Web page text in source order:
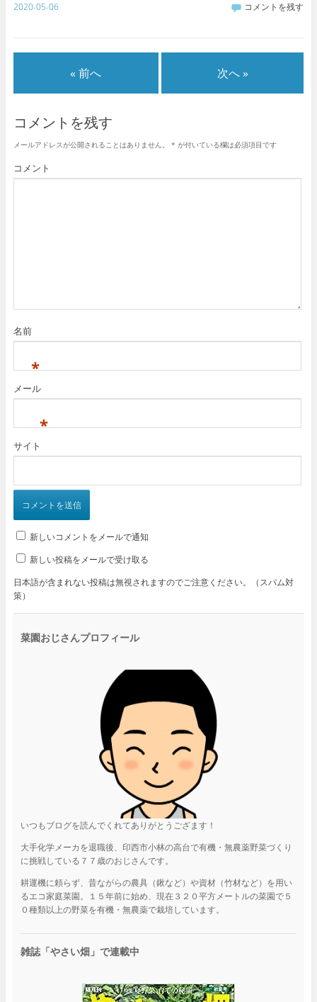
2020-05-06 コメントを残す
« 前へ 次へ »
コメントを残す
メールアドレスが公開されることはありません。 * が付いている欄は必須項目です
コメント
名前
*
メール
*
サイト
新しいコメントをメールで通知
新しい投稿をメールで受け取る
日本語が含まれない投稿は無視されますのでご注意ください。（スパム対
策）
菜園おじさんプロフィール
いつもブログを読んでくれてありがとうござます！
大手化学メーカを退職後、印西市小林の高台で有機・無農薬野菜づくり
に挑戦している７７歳のおじさんです。
耕運機に頼らず、昔ながらの農具（鍬など）や資材（竹材など）を用い
るエコ家庭菜園。１５年前に始め、現在３２０平方メートルの菜園で５
０種類以上の野菜を有機・無農薬で栽培しています。
雑誌「やさい畑」で連載中